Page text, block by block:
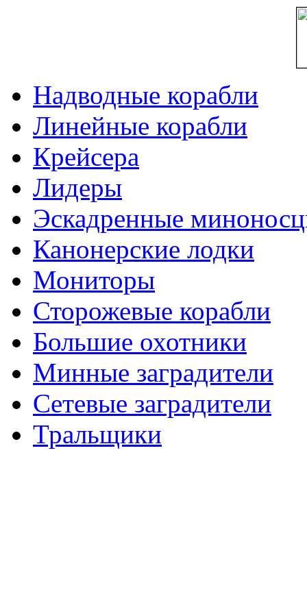
Надводные корабли
Линейные корабли
Крейсера
Лидеры
Эскадренные
Канонерские лодки
Мониторы
Сторожевые корабли
Большие охотники
Минные заградители
Сетевые заградители
Тральщики